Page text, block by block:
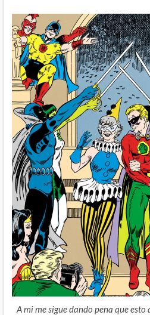
A mi me sigue dando pena que